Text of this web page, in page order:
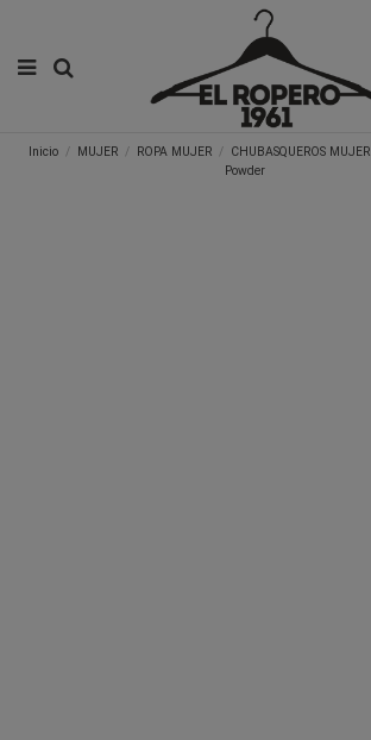
Inicio MUJER ROPA MUJER CHUBASQUEROS MUJER
Powder